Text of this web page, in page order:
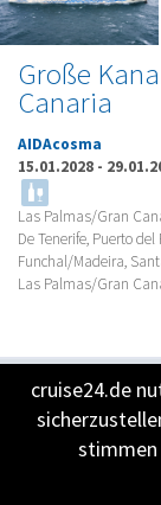
Große
Canaria
AIDAcosma
15.01.2028 -
Las Palmas/Gran
De Tenerife, Puerto
Funchal/Madeira,
Las Palmas/Gran
-11%cruise24.de
stimmen